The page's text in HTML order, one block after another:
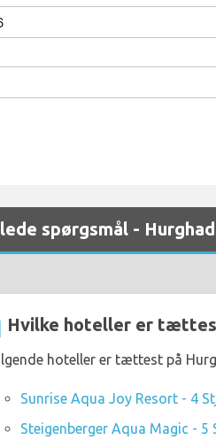
spørgsmål -
Hvilke hoteller er
hoteller er tættest på
Sunrise Aqua Joy Resort - 4
Steigenberger Aqua Magic - 5